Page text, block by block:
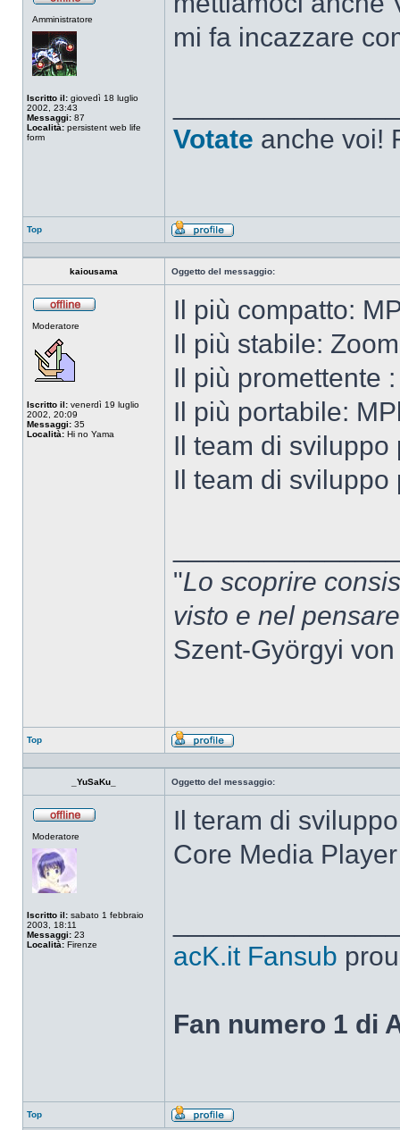
Amministratore
Iscritto il: giovedì 18 luglio
2002, 23:43
Messaggi: 87
Località: persistent web life
form
mi fa incazzare
Votate anche voi!
Top
Profilo
kaiousama Oggetto del messaggio:
Moderatore
Iscritto il: venerdì 19 luglio
2002, 20:09
Messaggi: 35
Località: Hi no Yama
Il più compatto:
Il più stabile:
Il più promettente
Il più portabile:
Il team di
Il team di
"Lo scoprire
visto e nel
Szent-Györgyi
Top
Profilo
_YuSaKu_ Oggetto del messaggio:
Moderatore
Iscritto il: sabato 1 febbraio
2003, 18:11
Messaggi: 23
Località: Firenze
Il teram di
Core Media Player
acK.it Fansub
Fan numero 1 di
Top
Profilo